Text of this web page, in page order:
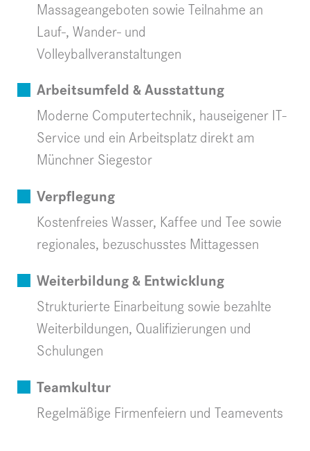
Massageangeboten sowie Teilnahme an
Lauf-, Wander- und
Volleyballveranstaltungen
Arbeitsumfeld & Ausstattung
Moderne Computertechnik, hauseigener IT-
Service und ein Arbeitsplatz direkt am
Münchner Siegestor
Verpflegung
Kostenfreies Wasser, Kaffee und Tee sowie
regionales, bezuschusstes Mittagessen
Weiterbildung & Entwicklung
Strukturierte Einarbeitung sowie bezahlte
Weiterbildungen, Qualifizierungen und
Schulungen
Teamkultur
Regelmäßige Firmenfeiern und Teamevents